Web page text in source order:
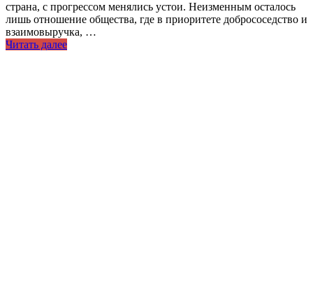
страна, с прогрессом менялись устои. Неизменным осталось
лишь отношение общества, где в приоритете добрососедство и
взаимовыручка, …
Читать далее